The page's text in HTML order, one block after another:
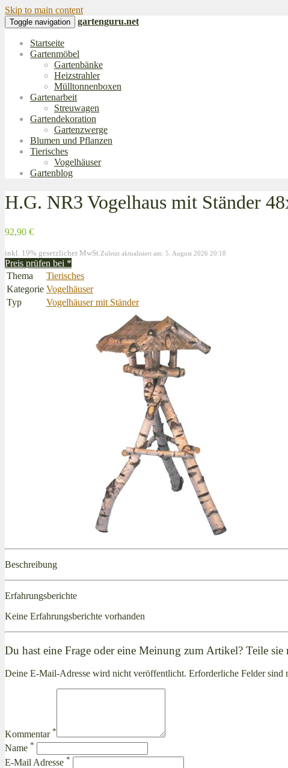
Skip to main content
Toggle navigation gartenguru.net
Startseite
Gartenmöbel
Gartenbänke
Heizstrahler
Mülltonnenboxen
Gartenarbeit
Streuwagen
Gartendekoration
Gartenzwerge
Blumen und Pflanzen
Tierisches
Vogelhäuser
Gartenblog
H.G. NR3 Vogelhaus mit Ständer
92,90 €
inkl. 19% gesetzlicher MwSt. Zuletzt aktualisiert am: 5. August 2026 20:18
Preis prüfen bei *
Thema
Tierisches
Kategorie Vogelhäuser
Typ
Vogelhäuser mit Ständer
Beschreibung
Erfahrungsberichte
Keine Erfahrungsberichte vorhanden
Du hast eine Frage oder eine Meinung zum Artikel? Teile sie
Deine E-Mail-Adresse wird nicht veröffentlicht. Erforderliche Felder sind
Kommentar *
Name *
E-Mail Adresse *